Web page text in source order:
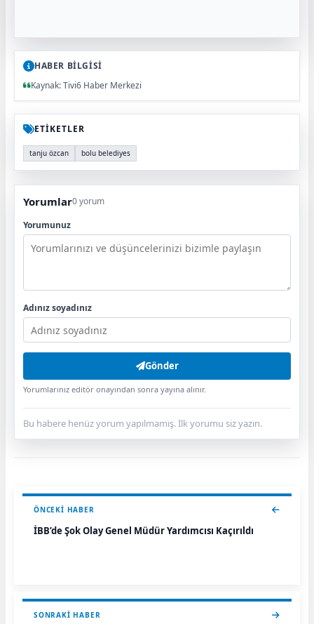
HABER BİLGİSİ
Kaynak: Tivi6 Haber Merkezi
ETİKETLER
tanju özcan bolu belediyes
Yorumlar0 yorum
Yorumunuz
Adınız soyadınız
Gönder
Yorumlarınız editör onayından sonra yayına alınır.
Bu habere henüz yorum yapılmamış. İlk yorumu siz yazın.
ÖNCEKI HABER
İBB’de Şok Olay Genel Müdür Yardımcısı Kaçırıldı
SONRAKI HABER